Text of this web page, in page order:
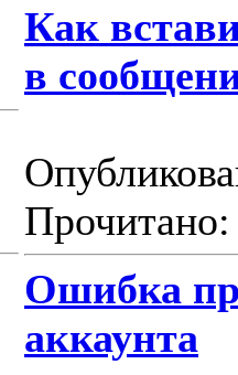
Как
в
Прочитано:
Ошибка
аккаунта